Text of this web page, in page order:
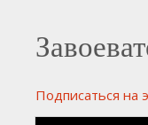
Подписаться на